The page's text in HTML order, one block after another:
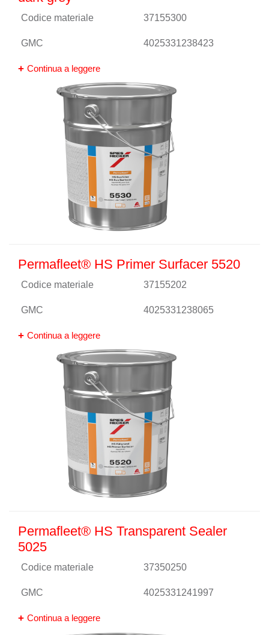
Codice materiale 37155300
GMC 4025331238423
Continua a leggere
Permafleet® HS Primer Surfacer 5520
Codice materiale 37155202
GMC 4025331238065
Continua a leggere
Permafleet® HS Transparent Sealer
5025
Codice materiale 37350250
GMC 4025331241997
Continua a leggere